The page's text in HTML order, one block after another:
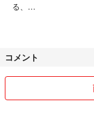
中薄すれよれ・ホックひ
古物商許可番号 第
る、
徹底的な査定プロセ
すべての商品を最も優
＝＝＝＝＝＝＝＝＝＝
コメント